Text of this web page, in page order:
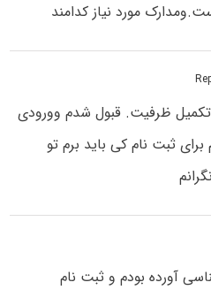
مورد نیاز کدامند
ظرفیت. قبول شدم وورودی
ثبت نام کی باید برم تو
آورده بودم و ثبت نام